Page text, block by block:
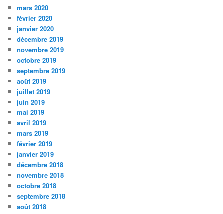
mars 2020
février 2020
janvier 2020
décembre 2019
novembre 2019
octobre 2019
septembre 2019
août 2019
juillet 2019
juin 2019
mai 2019
avril 2019
mars 2019
février 2019
janvier 2019
décembre 2018
novembre 2018
octobre 2018
septembre 2018
août 2018